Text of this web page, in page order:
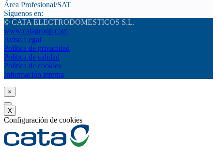
Área Profesional/SAT
Síguenos en:
© CATA ELECTRODOMESTICOS S.L.
www.catagroup.com
Aviso Legal
Política de privacidad
Política de calidad
Política de cookies
Información interna
×
X
Configuración de cookies